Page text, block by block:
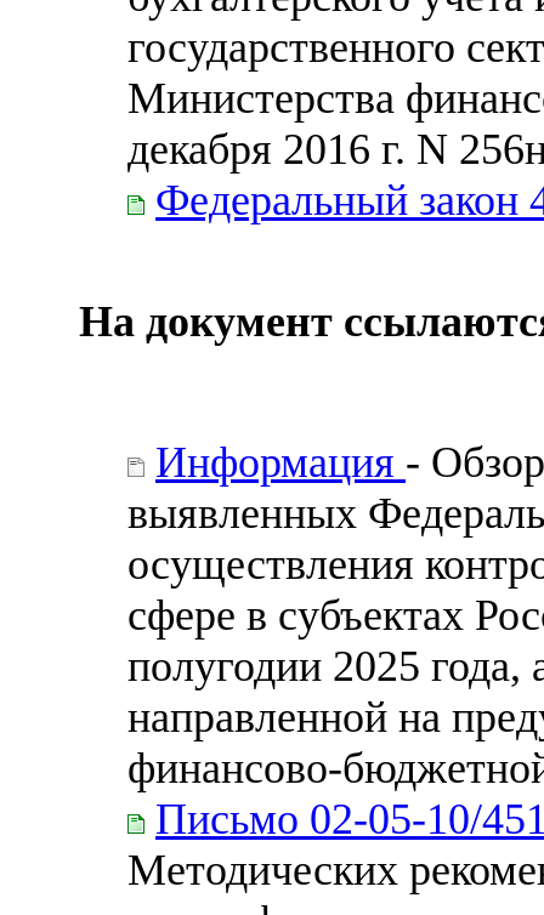
государственного
Министерства
декабря 2016 г. N
Федеральный закон
На документ
Информация -
выявленных
осуществления
сфере в субъектах
полугодии 2025
направленной на
финансово-
Письмо 02-05-10/
Методических